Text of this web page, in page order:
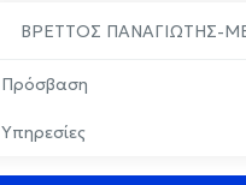
ΒΡΕΤΤΟΣ ΠΑΝΑΓΙΩΤΗΣ-
Πρόσβαση
Υπηρεσίες